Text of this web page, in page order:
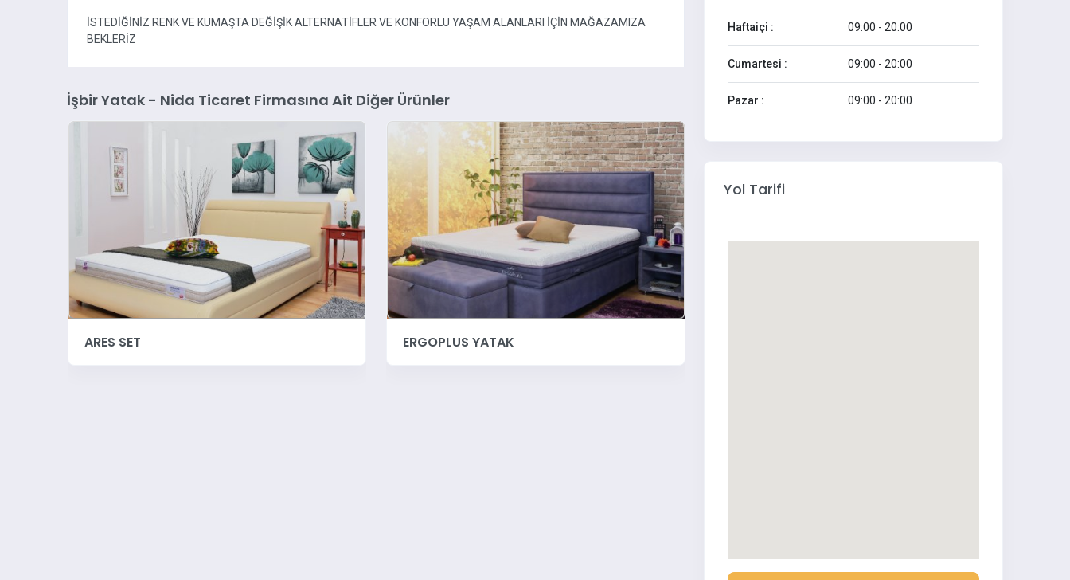
İSTEDİĞİNİZ RENK VE KUMAŞTA DEĞİŞİK ALTERNATİFLER VE KONFORLU YAŞAM ALANLARI İÇİN MAĞAZAMIZA
BEKLERİZ
İşbir Yatak - Nida Ticaret Firmasına Ait Diğer Ürünler
ERGOPLUS YATAK NATURE YATAK VE NATURE MASAGE
Haftaiçi : 09:00 - 20:00
Cumartesi : 09:00 - 20:00
Pazar : 09:00 - 20:00
Yol Tarifi